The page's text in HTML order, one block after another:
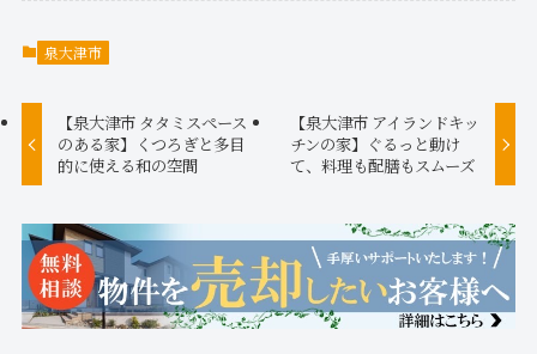
泉大津市
【泉大津市 タタミスペース
のある家】くつろぎと多目
的に使える和の空間
【泉大津市 アイランドキッ
チンの家】ぐるっと動け
て、料理も配膳もスムーズ